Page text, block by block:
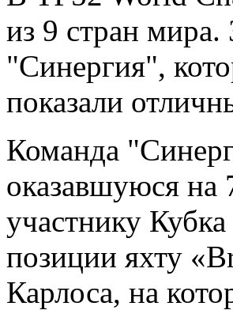
из 9 стран
"Синергия",
показали
Команда
оказавшуюся
участнику
позиции яхту
Карлоса, на